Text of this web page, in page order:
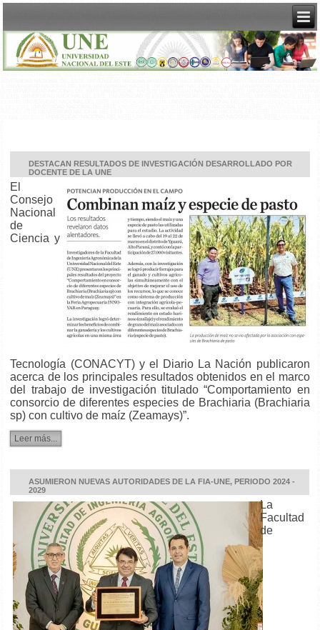
DESTACAN RESULTADOS DE INVESTIGACIÓN DESARROLLADO POR
DOCENTE DE LA UNE
El
Consejo
Nacional
de
Ciencia y
Tecnología (CONACYT) y el Diario La Nación publicaron
acerca de los principales resultados obtenidos en el marco
del trabajo de investigación titulado “Comportamiento en
consorcio de diferentes especies de Brachiaria (Brachiaria
sp) con cultivo de maíz (Zeamays)”.
Leer más...
ASUMIERON NUEVAS AUTORIDADES DE LA FIA-UNE, PERIODO 2024 -
2029
La
Facultad
de